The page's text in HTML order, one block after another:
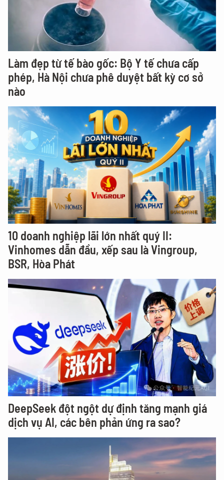
Làm đẹp từ tế bào gốc: Bộ Y tế chưa cấp
phép, Hà Nội chưa phê duyệt bất kỳ cơ sở
nào
10 doanh nghiệp lãi lớn nhất quý II:
Vinhomes dẫn đầu, xếp sau là Vingroup,
BSR, Hòa Phát
DeepSeek đột ngột dự định tăng mạnh giá
dịch vụ AI, các bên phản ứng ra sao?